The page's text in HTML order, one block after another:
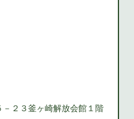
２３釜ヶ崎解放会館１階